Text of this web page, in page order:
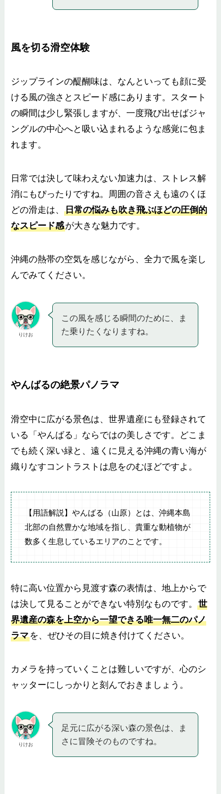
風を切る滑空体験
ジップラインの醍醐味は、なんといっても顔に受
ける風の強さとスピード感にあります。スタート
の瞬間は少し緊張しますが、一度飛び出せばジャ
ングルの中心へと吸い込まれるような感覚に包ま
れます。
日常では決して味わえない加速力は、ストレス解
消にもぴったりですね。周囲の音さえも遠のくほ
どの滑走は、日常の悩みも吹き飛ぶほどの圧倒的
なスピード感が大きな魅力です。
沖縄の熱帯の空気を感じながら、全力で風を楽し
んでみてください。
りけお
この風を感じる瞬間のために、ま
た乗りたくなりますね。
やんばるの絶景パノラマ
滑空中に広がる景色は、世界遺産にも登録されて
いる「やんばる」ならではの美しさです。どこま
でも続く深い緑と、遠くに見える沖縄の青い海が
織りなすコントラストは息をのむほどですよ。
【用語解説】やんばる（山原）とは、沖縄本島
北部の自然豊かな地域を指し、貴重な動植物が
数多く生息しているエリアのことです。
特に高い位置から見渡す森の表情は、地上からで
は決して見ることができない特別なものです。世
界遺産の森を上空から一望できる唯一無二のパノ
ラマを、ぜひその目に焼き付けてください。
カメラを持っていくことは難しいですが、心のシ
ャッターにしっかりと刻んでおきましょう。
りけお
足元に広がる深い森の景色は、ま
さに冒険そのものですね。